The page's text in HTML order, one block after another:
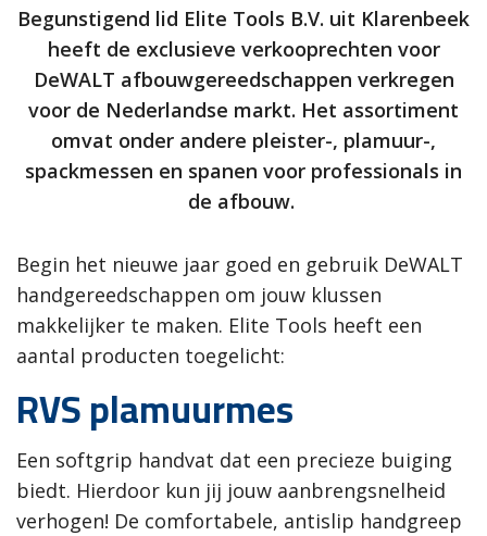
Begunstigend lid Elite Tools B.V. uit Klarenbeek
heeft de exclusieve verkooprechten voor
DeWALT afbouwgereedschappen verkregen
voor de Nederlandse markt. Het assortiment
omvat onder andere pleister-, plamuur-,
spackmessen en spanen voor professionals in
de afbouw.
Begin het nieuwe jaar goed en gebruik DeWALT
handgereedschappen om jouw klussen
makkelijker te maken. Elite Tools heeft een
aantal producten toegelicht:
RVS plamuurmes
Een softgrip handvat dat een precieze buiging
biedt. Hierdoor kun jij jouw aanbrengsnelheid
verhogen! De comfortabele, antislip handgreep